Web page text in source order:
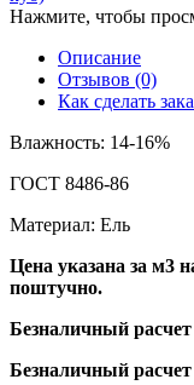
Нажмите, чтобы
Описание
Отзывов (0)
Как сделать
Влажность: 14-16%
ГОСТ 8486-86
Материал: Ель
Цена указана за м3
поштучно.
Безналичный
Безналичный